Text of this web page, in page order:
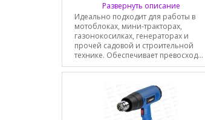
Развернуть описание
Идеально подходит для работы в
мотоблоках, мини-тракторах,
газонокосилках, генераторах и
прочей садовой и строительной
технике. Обеспечивает превосход...